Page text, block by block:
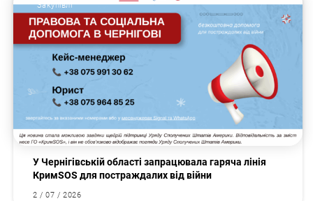
Закупівлі
У Чернігівській області запрацювала гаряча лінія
КримSOS для постраждалих від війни
2 / 07 / 2026